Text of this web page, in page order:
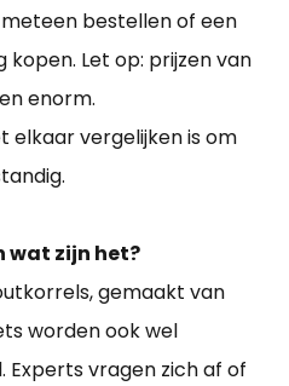
bestellen of een
kopen. Let op: prijzen van
enorm.
elkaar vergelijken is om
wat zijn het?
gemaakt van
worden ook wel
vragen zich af of